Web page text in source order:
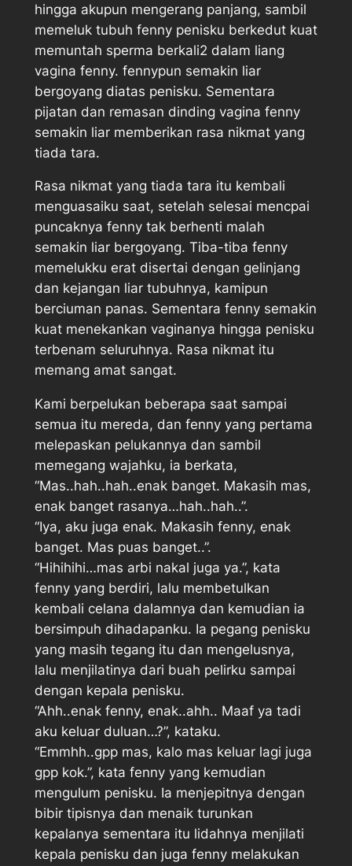
hingga akupun mengerang panjang, sambil
memeluk tubuh fenny penisku berkedut kuat
memuntah sperma berkali2 dalam liang
vagina fenny. fennypun semakin liar
bergoyang diatas penisku. Sementara
pijatan dan remasan dinding vagina fenny
semakin liar memberikan rasa nikmat yang
tiada tara.
Rasa nikmat yang tiada tara itu kembali
menguasaiku saat, setelah selesai mencpai
puncaknya fenny tak berhenti malah
semakin liar bergoyang. Tiba-tiba fenny
memelukku erat disertai dengan gelinjang
dan kejangan liar tubuhnya, kamipun
berciuman panas. Sementara fenny semakin
kuat menekankan vaginanya hingga penisku
terbenam seluruhnya. Rasa nikmat itu
memang amat sangat.
Kami berpelukan beberapa saat sampai
semua itu mereda, dan fenny yang pertama
melepaskan pelukannya dan sambil
memegang wajahku, ia berkata,
“Mas..hah..hah..enak banget. Makasih mas,
enak banget rasanya…hah..hah..”.
“Iya, aku juga enak. Makasih fenny, enak
banget. Mas puas banget..”.
“Hihihihi…mas arbi nakal juga ya.”, kata
fenny yang berdiri, lalu membetulkan
kembali celana dalamnya dan kemudian ia
bersimpuh dihadapanku. Ia pegang penisku
yang masih tegang itu dan mengelusnya,
lalu menjilatinya dari buah pelirku sampai
dengan kepala penisku.
“Ahh..enak fenny, enak..ahh.. Maaf ya tadi
aku keluar duluan…?”, kataku.
“Emmhh..gpp mas, kalo mas keluar lagi juga
gpp kok.”, kata fenny yang kemudian
mengulum penisku. Ia menjepitnya dengan
bibir tipisnya dan menaik turunkan
kepalanya sementara itu lidahnya menjilati
kepala penisku dan juga fenny melakukan